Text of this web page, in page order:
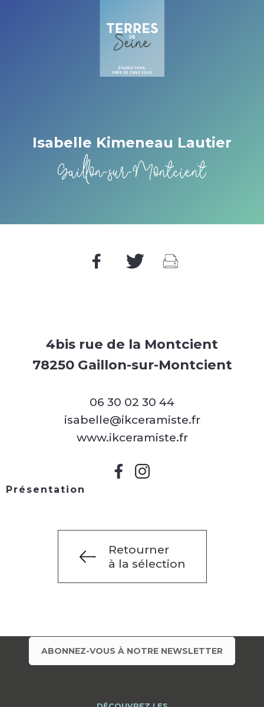
Isabelle Kimeneau Lautier
Gaillon-sur-Montcient
4bis rue de la Montcient
78250 Gaillon-sur-Montcient
06 30 02 30 44
isabelle@ikceramiste.fr
www.ikceramiste.fr
Présentation
Retourner
à la sélection
ABONNEZ-VOUS À NOTRE NEWSLETTER